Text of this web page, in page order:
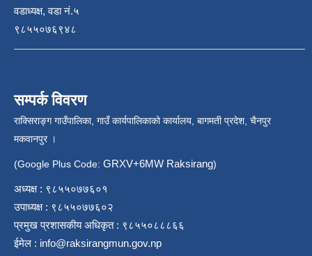
वडाध्यक्ष, वडा नं.५
९८५५०७६९४८
सम्पर्क विवरण
राक्सिराङ्ग गाउँपालिका, गाउँ कार्यपालिकाको कार्यालय, बागमती प्रदेश, चैनपुर
मकवानपुर ।
(Google Plus Code: GRXV+6MW Raksirang)
अध्यक्ष : ९८५५०७७६०१
उपाध्यक्ष : ९८५५०७७६०२
प्रमुख प्रशासकीय अधिकृत : ९८५५०८८८६६
ईमेल : info@raksirangmun.gov.np